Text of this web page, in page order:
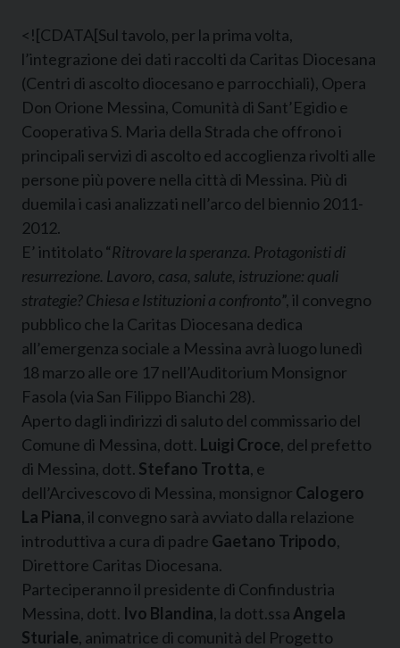
<![CDATA[Sul tavolo, per la prima volta,
l’integrazione dei dati raccolti da Caritas Diocesana
(Centri di ascolto diocesano e parrocchiali), Opera
Don Orione Messina, Comunità di Sant’Egidio e
Cooperativa S. Maria della Strada che offrono i
principali servizi di ascolto ed accoglienza rivolti alle
persone più povere nella città di Messina. Più di
duemila i casi analizzati nell’arco del biennio 2011-
2012.
E’ intitolato “Ritrovare la speranza. Protagonisti di
resurrezione. Lavoro, casa, salute, istruzione: quali
strategie? Chiesa e Istituzioni a confronto”, il convegno
pubblico che la Caritas Diocesana dedica
all’emergenza sociale a Messina avrà luogo lunedì
18 marzo alle ore 17 nell’Auditorium Monsignor
Fasola (via San Filippo Bianchi 28).
Aperto dagli indirizzi di saluto del commissario del
Comune di Messina, dott. Luigi Croce, del prefetto
di Messina, dott. Stefano Trotta, e
dell’Arcivescovo di Messina, monsignor Calogero
La Piana, il convegno sarà avviato dalla relazione
introduttiva a cura di padre Gaetano Tripodo,
Direttore Caritas Diocesana.
Parteciperanno il presidente di Confindustria
Messina, dott. Ivo Blandina, la dott.ssa Angela
Sturiale, animatrice di comunità del Progetto